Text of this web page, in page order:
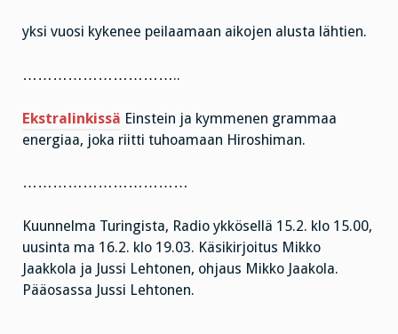
yksi vuosi kykenee peilaamaan aikojen alusta lähtien.
…………………………..
Ekstralinkissä Einstein ja kymmenen grammaa
energiaa, joka riitti tuhoamaan Hiroshiman.
……………………………
Kuunnelma Turingista, Radio ykkösellä 15.2. klo 15.00,
uusinta ma 16.2. klo 19.03. Käsikirjoitus Mikko
Jaakkola ja Jussi Lehtonen, ohjaus Mikko Jaakola.
Pääosassa Jussi Lehtonen.